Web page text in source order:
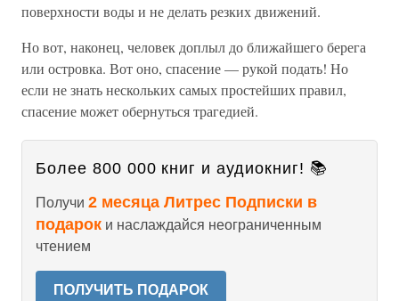
поверхности воды и не делать резких движений.
Но вот, наконец, человек доплыл до ближайшего берега
или островка. Вот оно, спасение — рукой подать! Но
если не знать нескольких самых простейших правил,
спасение может обернуться трагедией.
Более 800 000 книг и аудиокниг! 📚
Получи 2 месяца Литрес Подписки в
подарок и наслаждайся неограниченным
чтением
ПОЛУЧИТЬ ПОДАРОК